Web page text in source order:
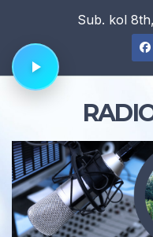
content
Sub. kol